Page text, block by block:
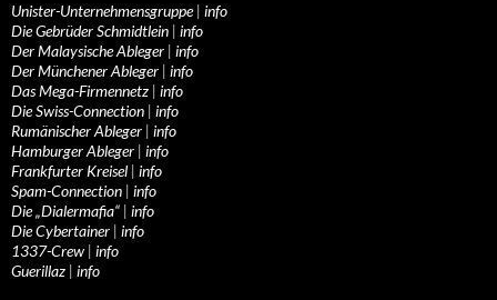
Unister-Unternehmensgruppe| info
Die Gebrüder Schmidtlein | info
Der Malaysische Ableger | info
Der Münchener Ableger | info
Das Mega-Firmennetz | info
Die Swiss-Connection | info
Rumänischer Ableger | info
Hamburger Ableger | info
Frankfurter Kreisel | info
Spam-Connection | info
Die „Dialermafia“ | info
Die Cybertainer | info
1337-Crew | info
Guerillaz | info